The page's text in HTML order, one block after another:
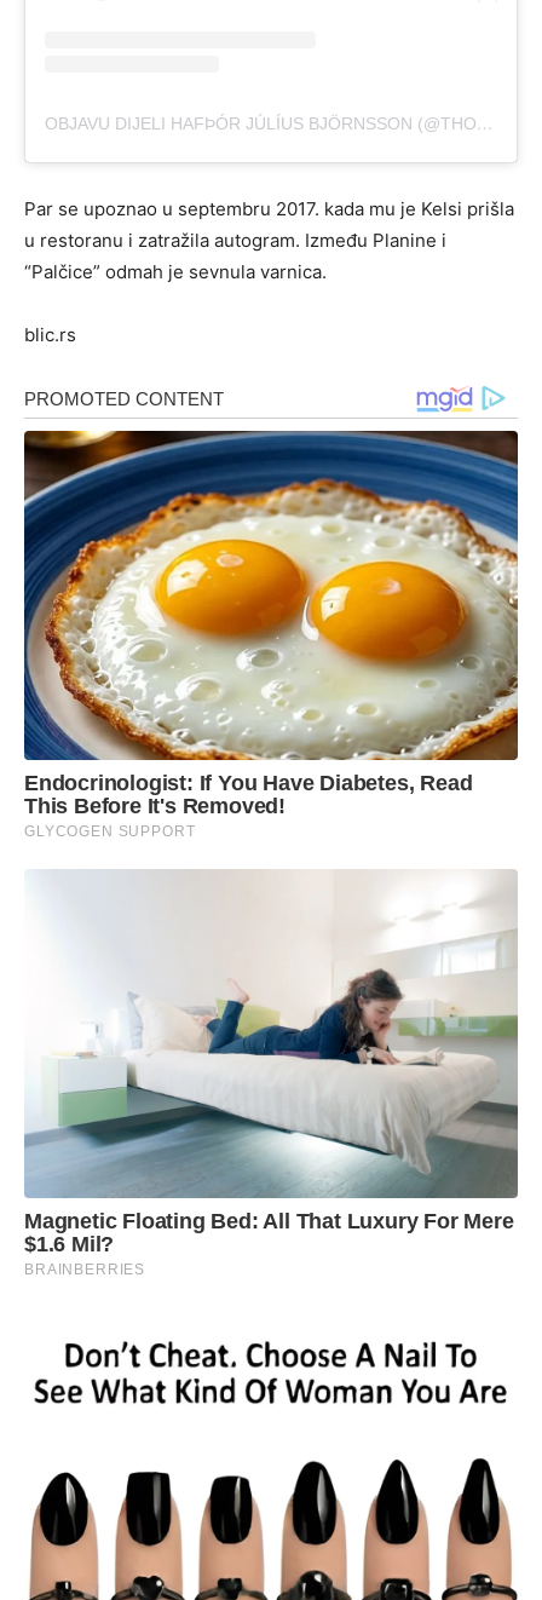
OBJAVU DIJELI HAFÞÓR JÚLÍUS BJÖRNSSON (@THORBJORNSSON)
Par se upoznao u septembru 2017. kada mu je Kelsi prišla
u restoranu i zatražila autogram. Između Planine i
“Palčice” odmah je sevnula varnica.
blic.rs